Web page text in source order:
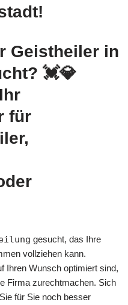
Geistheiler in
💓️💎
für
gesucht, das Ihre
vollziehen kann.
Ihren Wunsch optimiert sind,
Firma zurechtmachen. Sich
für Sie noch besser